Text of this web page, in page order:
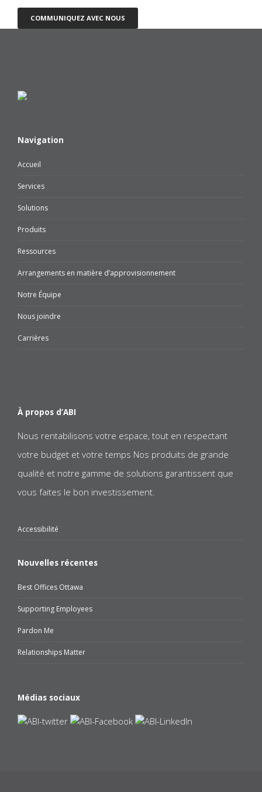
COMMUNIQUEZ AVEC NOUS
Navigation
Accueil
Services
Solutions
Produits
Ressources
Arrangements en matière d’approvisionnement
Notre Équipe
Nous joindre
Carrières
À propos d’ABI
Nous rentabilisons votre espace, tout en respectant
votre budget et votre temps Nos produits de grande
qualité et notre gamme de solutions garantissent que
vous faites le bon investissement.
Accessibilité
Nouvelles récentes
Best Offices Ottawa
Supporting Employees
Pardon Me
Relationships Matter
Médias sociaux